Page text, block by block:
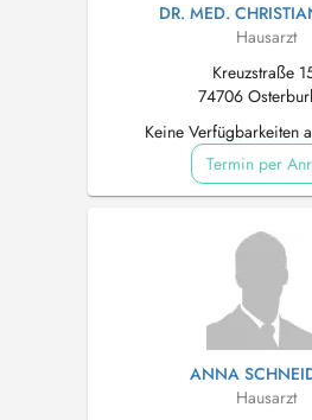
DR. MED.
Hausarzt
Kreuzstraße
74706
Keine Verfügbarkeiten
Termin per
ANNA
Hausarzt